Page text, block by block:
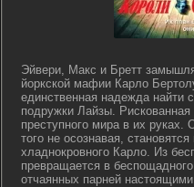
Эйвери, Макс и Бретт
йоркской мафии Карло
единственная надежда найти
подружки Лайзы.
преступного мира в их
того не осознавая,
хладнокровного Карло. Из
превращается в
отчаянных парней